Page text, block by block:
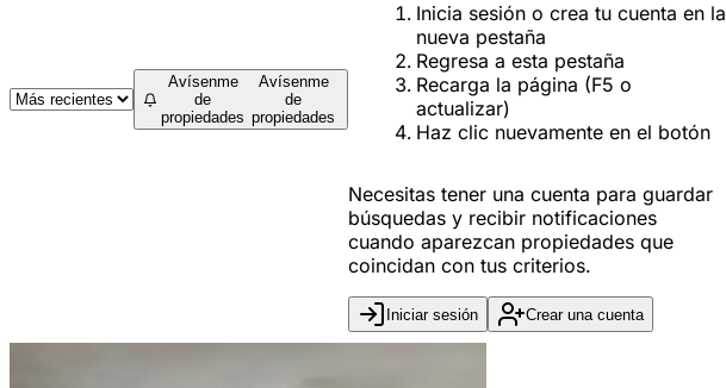
Avísenme
de
propiedades
Avísenme
de
propiedades
Inicia sesión o crea tu cuenta en la
nueva pestaña
Regresa a esta pestaña
Recarga la página (F5 o
actualizar)
Haz clic nuevamente en el botón
Necesitas tener una cuenta para guardar
búsquedas y recibir notificaciones
cuando aparezcan propiedades que
coincidan con tus criterios.
Iniciar sesión Crear una cuenta